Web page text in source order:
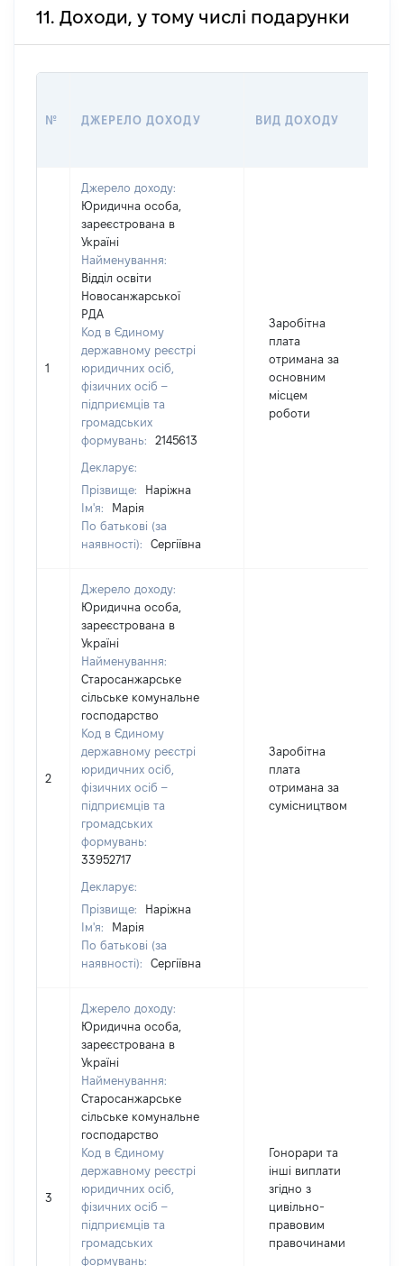
11. Доходи, у тому числі подарунки
№ ДЖЕРЕЛО ДОХОДУ ВИД ДОХОДУ
1
Джерело доходу:
Юридична особа,
зареєстрована в
Україні
Найменування:
Відділ освіти
Новосанжарської
РДА
Код в Єдиному
державному реєстрі
юридичних осіб,
фізичних осіб –
підприємців та
громадських
формувань:
2145613
Декларує:
Прізвище:
Наріжна
Ім'я:
Марія
По батькові (за
наявності):
Сергіївна
Заробітна
плата
отримана за
основним
місцем
роботи
2
Джерело доходу:
Юридична особа,
зареєстрована в
Україні
Найменування:
Старосанжарське
сільське комунальне
господарство
Код в Єдиному
державному реєстрі
юридичних осіб,
фізичних осіб –
підприємців та
громадських
формувань:
33952717
Декларує:
Прізвище:
Наріжна
Ім'я:
Марія
По батькові (за
наявності):
Сергіївна
Заробітна
плата
отримана за
сумісництвом
3
Джерело доходу:
Юридична особа,
зареєстрована в
Україні
Найменування:
Старосанжарське
сільське комунальне
господарство
Код в Єдиному
державному реєстрі
юридичних осіб,
фізичних осіб –
підприємців та
громадських
формувань:
Гонорари та
інші виплати
згідно з
цивільно-
правовим
правочинами